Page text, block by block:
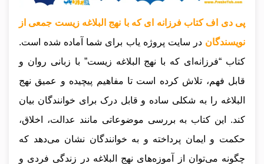
پی دی اف کتاب فرزانه ای که با نهج البلاغه زیست جمعی از
نویسندگاندر سایت پروژه یاب برای شما آماده شده است.
کتاب “فرزانه‌ای که با نهج البلاغه زیست” با زبانی روان و
قابل فهم، تلاش کرده است تا مفاهیم پیچیده و عمیق نهج
البلاغه را به شکلی ساده و قابل درک برای خوانندگان بیان
کند. این کتاب به بررسی موضوعاتی مانند عدالت، اخلاق،
حکمت و ایمان پرداخته و به خوانندگان نشان می‌دهد که
چگونه می‌توان از آموزه‌های نهج البلاغه در زندگی فردی و